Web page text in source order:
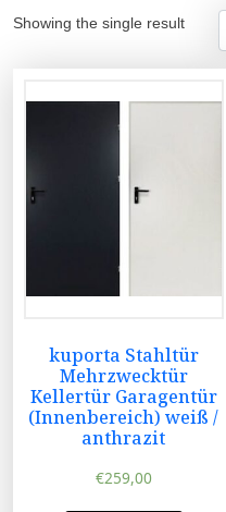
Showing the single result
kuporta Stahltür
Mehrzwecktür
Kellertür Garagentür
(Innenbereich) weiß /
anthrazit
€259,00